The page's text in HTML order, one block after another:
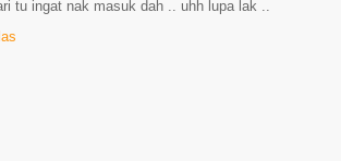
tu ingat nak masuk dah .. uhh lupa lak ..